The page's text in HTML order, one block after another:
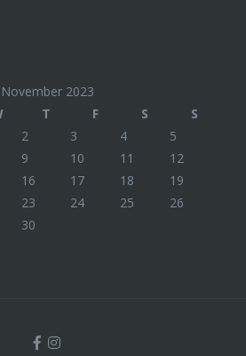
November 2023
T F S
S
2 3 4
5
9 10 11
12
16 17 18
19
23 24 25
26
30